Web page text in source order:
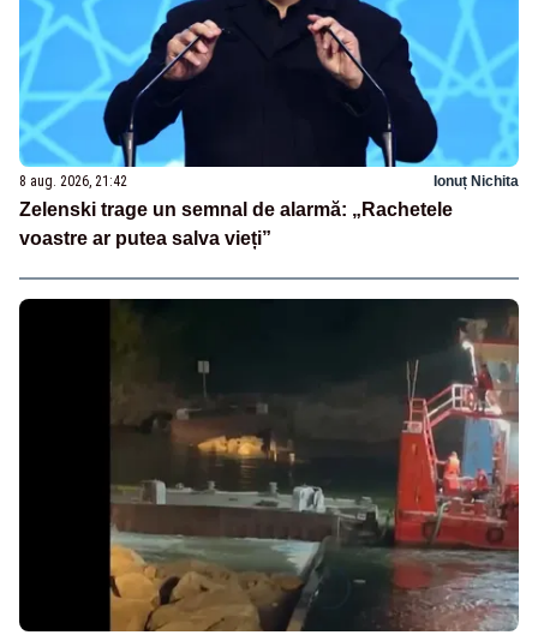
8 aug. 2026, 21:42 Ionuț Nichita
Zelenski trage un semnal de alarmă: „Rachetele
voastre ar putea salva vieți”